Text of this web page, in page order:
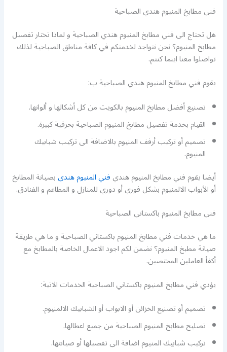
فني مطابخ المنيوم هندي الصباحية
هل تحتاج الى فني مطابخ المنيوم هندي الصباحية و لماذا تختار تفصيل
مطابخ المنيوم؟ نحن نتواجد لخدمتكم في كافة مناطق الصباحية لذلك
تواصلوا معنا اينما كنتم.
يقوم فني مطابخ المنيوم هندي الصباحية ب:
تصنيع أفضل مطابخ المنيوم بالكويت من كل أشكالها و ألوانها.
القيام بخدمة تفصيل مطابخ المنيوم الصباحية بحرفية كبيرة.
تصميم أو تركيب أرفف المنيوم بالاضافة الى تركيب شبابيك
المنيوم.
أيضا يقوم فني مطابخ المنيوم هنديفني المنيوم هنديبصيانة المطابخ
أو الأبواب الالمنيوم بشكل فوري أو دوري للمنازل و المطاعم و الفنادق.
فني مطابخ المنيوم باكستاني الصباحية
ما هي خدمات فني مطابخ المنيوم باكستاني الصباحية و ما هي طريقة
صيانة مطبخ المنيوم؟ نضمن لكم اجود الاعمال الخاصة بالمطابخ مع
أكفأ العاملين المختصين.
يؤدي فني مطابخ المنيوم باكستاني الصباحية الخدمات الاتية:
تصميم أو تصنيع الخزائن أو الابواب أو الشبابيك الالمنيوم.
تصليح مطابخ المنيوم الصباحية من جميع اعطالها.
تركيب شبابيك المنيوم اضافة الى تفصيلها أو صيانتها.